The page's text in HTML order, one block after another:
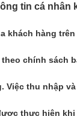
tin cá nhân
khách hàng
chính sách
Việc thu nhập
thực hiện